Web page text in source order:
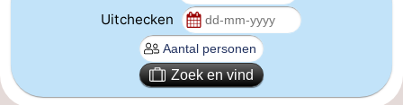
Uitchecken
Zoek en vind